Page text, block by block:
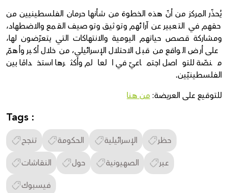
يُحذّر المركز من أنّ هذه الخطوة من شأنها حرمان الفلسطينيين من
حقهم في التعبير عن آرائهم وتوثيق وتوصيف القمع والاضطهاد،
ومشاركة قصص حياتهم اليومية والانتهاكات التي يتعرّضون لها،
على أرض الواقع من قبل الاحتلال الإسرائيلي، من خلال أكبر وأهمّ
منصّة للتواصل اجتماعيّ في العالم وأكثرها استخدامًا بين
الفلسطينيّين.
للتوقيع على العريضة: من هنا
Tags :
تنجح الحكومة الإسرائيلية
حظر
النقاشات
حول الصهيونية
عبر
فيسبوك